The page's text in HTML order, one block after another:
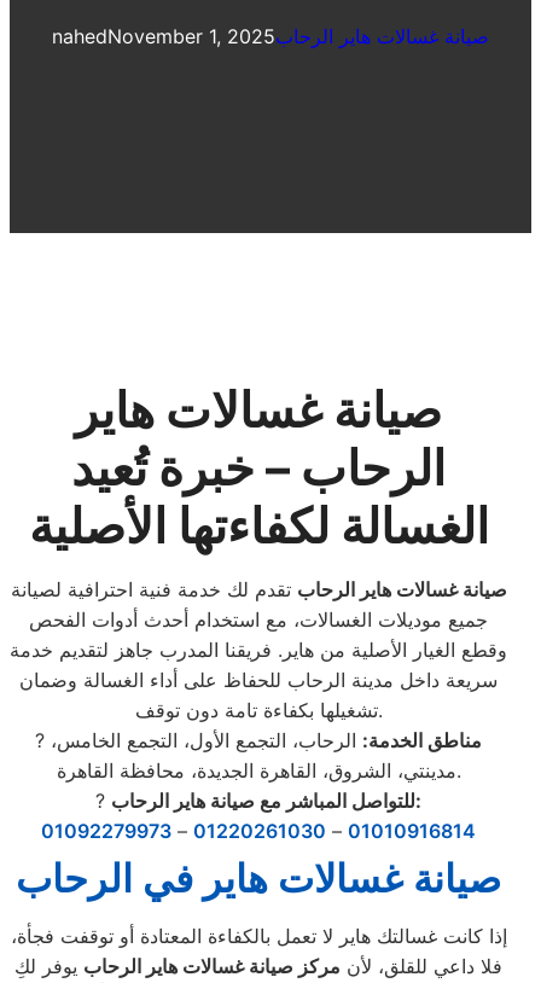
nahedNovember 1, 2025صيانة غسالات هاير الرحاب
صيانة غسالات هاير
الرحاب – خبرة تُعيد
الغسالة لكفاءتها الأصلية
صيانة غسالات هاير الرحاب تقدم لك خدمة فنية احترافية لصيانة
جميع موديلات الغسالات، مع استخدام أحدث أدوات الفحص
وقطع الغيار الأصلية من هاير. فريقنا المدرب جاهز لتقديم خدمة
سريعة داخل مدينة الرحاب للحفاظ على أداء الغسالة وضمان
تشغيلها بكفاءة تامة دون توقف.
?
مناطق الخدمة: الرحاب، التجمع الأول، التجمع الخامس،
مدينتي، الشروق، القاهرة الجديدة، محافظة القاهرة.
?
للتواصل المباشر مع صيانة هاير الرحاب:
01092279973 – 01220261030 – 01010916814
صيانة غسالات هاير في الرحاب
إذا كانت غسالتك هاير لا تعمل بالكفاءة المعتادة أو توقفت فجأة،
فلا داعي للقلق، لأن مركز صيانة غسالات هاير الرحاب يوفر لكِ